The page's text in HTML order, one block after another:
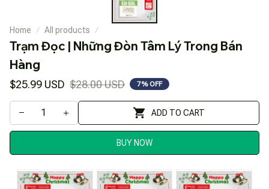
Home All products
Trạm Đọc | Những Đòn Tâm Lý Trong Bán
Hàng
$25.99 USD $28.00 USD 7% OFF
ADD TO CART
BUY NOW